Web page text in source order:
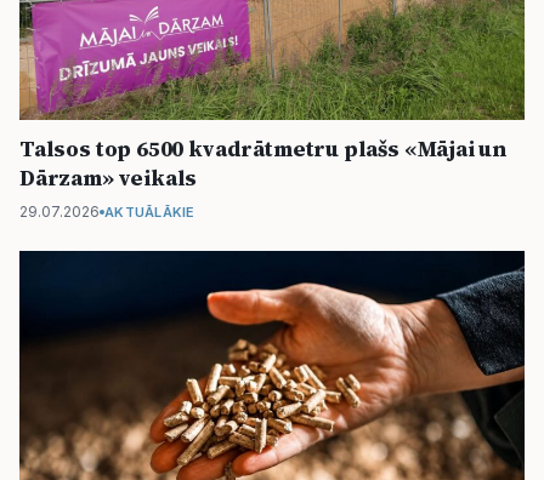
Talsos top 6500 kvadrātmetru plašs «Mājai un
Dārzam» veikals
29.07.2026 AKTUĀLĀKIE